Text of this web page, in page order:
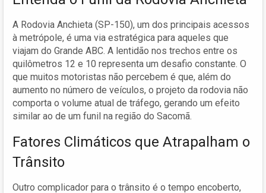
A Rodovia Anchieta (SP-150), um dos principais acessos
à metrópole, é uma via estratégica para aqueles que
viajam do Grande ABC. A lentidão nos trechos entre os
quilômetros 12 e 10 representa um desafio constante. O
que muitos motoristas não percebem é que, além do
aumento no número de veículos, o projeto da rodovia não
comporta o volume atual de tráfego, gerando um efeito
similar ao de um funil na região do Sacomã.
Fatores Climáticos que Atrapalham o
Trânsito
Outro complicador para o trânsito é o tempo encoberto,